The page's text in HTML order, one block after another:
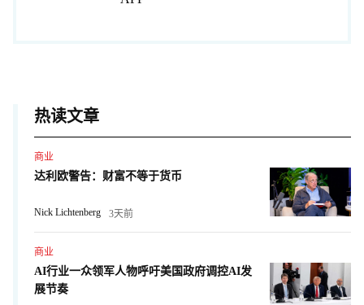
热读文章
商业
达利欧警告：财富不等于货币
Nick Lichtenberg 3天前
商业
AI行业一众领军人物呼吁美国政府调控AI发
展节奏